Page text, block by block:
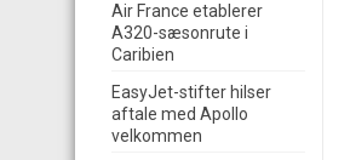
Air France etablerer
A320-sæsonrute i
Caribien
EasyJet-stifter hilser
aftale med Apollo
velkommen